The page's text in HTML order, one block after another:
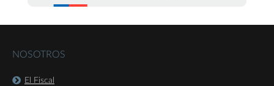
NOSOTROS
El Fiscal